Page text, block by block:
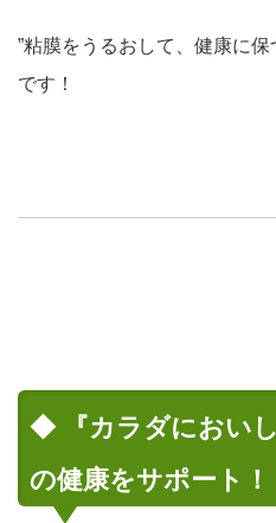
”粘膜をうるおして、健康に保
です！
◆ 『カラダにおい
の健康をサポート！